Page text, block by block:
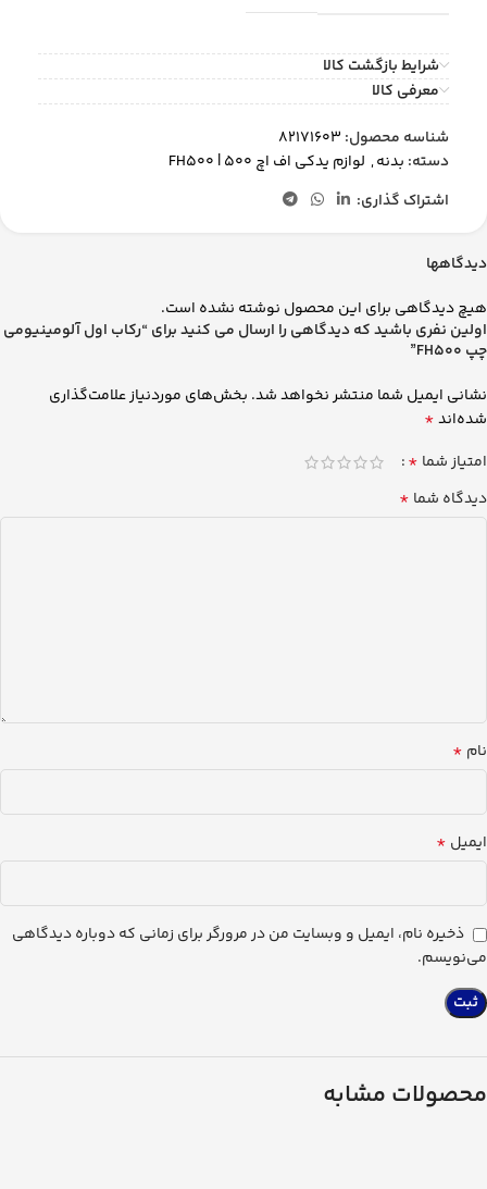
شرایط بازگشت کالا
معرفی کالا
شناسه محصول: 82171603
دسته: بدنه, لوازم یدکی اف اچ 500 | FH500
اشتراک گذاری:
دیدگاهها
هیچ دیدگاهی برای این محصول نوشته نشده است.
اولین نفری باشید که دیدگاهی را ارسال می کنید برای “رکاب اول آلومینیومی
چپ FH500”
نشانی ایمیل شما منتشر نخواهد شد. بخش‌های موردنیاز علامت‌گذاری
شده‌اند*
امتیاز شما *
دیدگاه شما *
نام *
ایمیل *
ذخیره نام، ایمیل و وبسایت من در مرورگر برای زمانی که دوباره دیدگاهی
می‌نویسم.
محصولات مشابه